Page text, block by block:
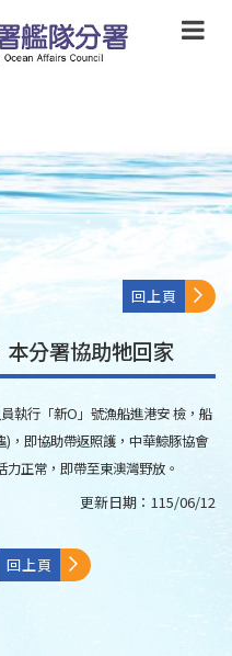
回上頁
分署協助牠回家
執行「新O」號漁船進港安 檢，船
，即協助帶返照護，中華鯨豚協會
正常，即帶至東澳灣野放。
更新日期： 115/06/12
回上頁